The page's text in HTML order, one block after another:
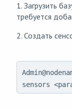
1. Загрузить
требуется
2. Создать
sensors